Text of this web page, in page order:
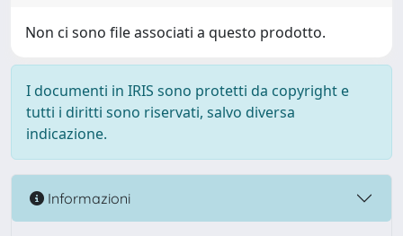
Non ci sono file associati a questo prodotto.
I documenti in IRIS sono protetti da copyright e
tutti i diritti sono riservati, salvo diversa
indicazione.
Informazioni